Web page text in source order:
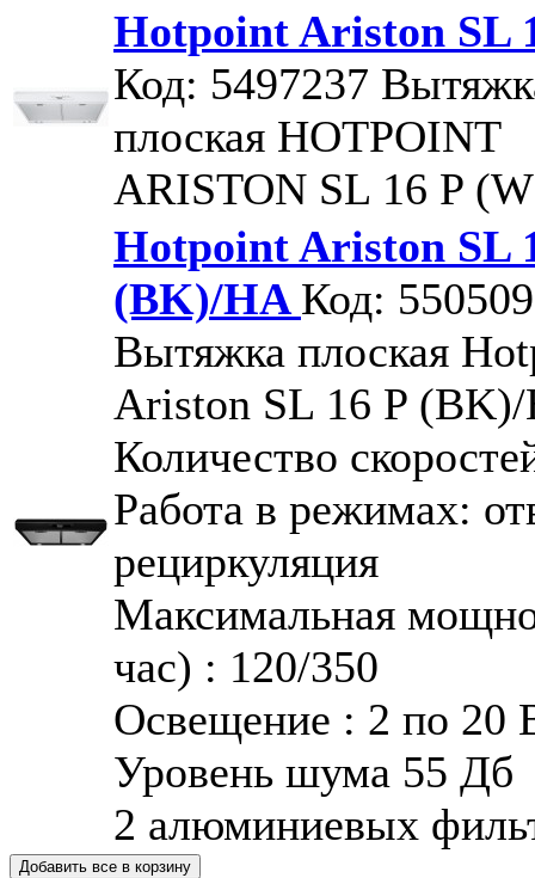
Hotpoint Ariston SL
Код: 5497237
плоская HOTPOINT
ARISTON SL 16 P
Hotpoint Ariston SL
(BK)/HA Код:
Вытяжка плоская
Ariston SL 16 P
Количество
Работа в режимах:
рециркуляция
Mаксимальная
час) : 120/350
Освещение : 2 по 20
Уровень шума 55 Дб
2 алюминиевых